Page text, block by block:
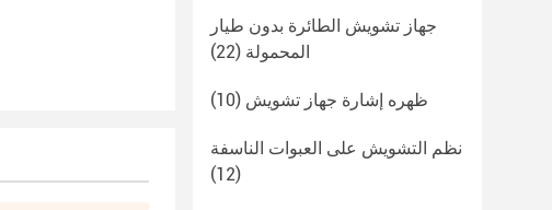
جهاز تشويش الطائرة بدون طيار
المحمولة (22)
ظهره إشارة جهاز تشويش (10)
نظم التشويش على العبوات الناسفة
(12)